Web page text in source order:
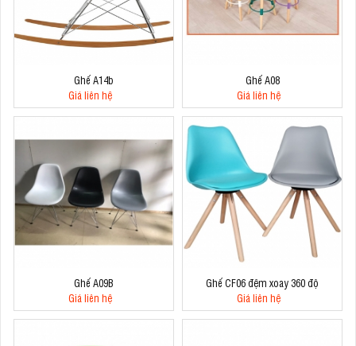
Ghế A14b
Giá liên hệ
Ghế A08
Giá liên hệ
Ghế A09B
Giá liên hệ
Ghế CF06 đệm xoay 360 độ
Giá liên hệ